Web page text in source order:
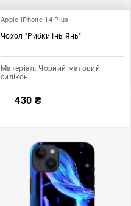
Apple iPhone 14 Plus
Чохол "Рибки Інь Янь"
Матеріал: Чорний матовий
силікон
430 ₴